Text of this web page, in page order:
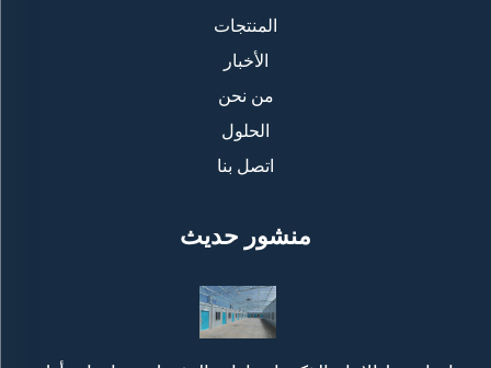
المنتجات
الأخبار
من نحن
الحلول
اتصل بنا
منشور حديث